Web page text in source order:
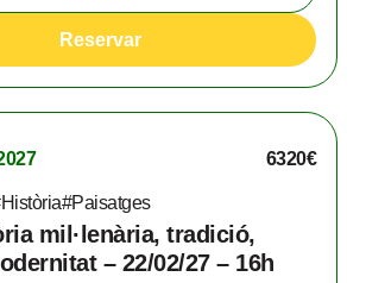
Reservar
6320€
#Paisatges
mil·lenària, tradició,
– 22/02/27 – 16h